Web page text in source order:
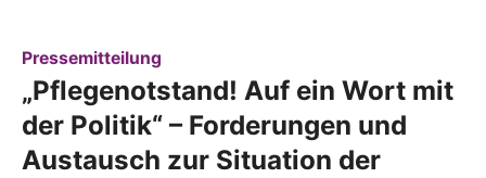
Pressemitteilung
„Pflegenotstand! Auf ein Wort mit
der Politik“ – Forderungen und
Austausch zur Situation der